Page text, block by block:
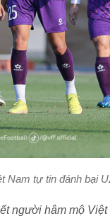
Nam tự tin đánh bại
người hâm mộ